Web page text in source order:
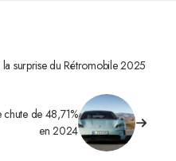
surprise du Rétromobile 2025
chute de 48,71%
en 2024